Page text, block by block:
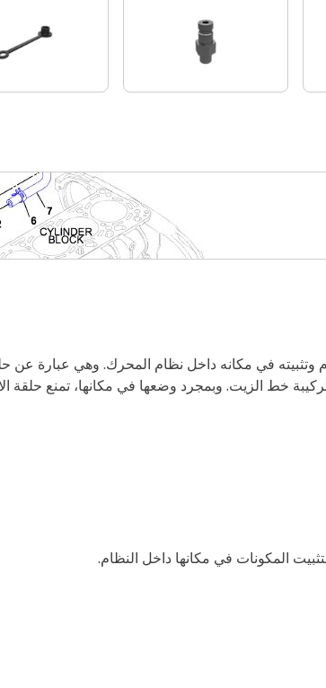
في مكانه داخل نظام المحرك. وهي عبارة عن
خط الزيت. وبمجرد وضعها في مكانها، تمنع حلقة
المكونات في مكانها داخل النظام.